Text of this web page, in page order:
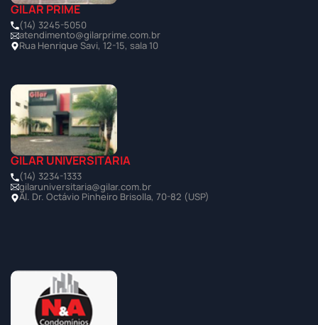
GILAR PRIME
(14) 3245-5050
atendimento@gilarprime.com.br
Rua Henrique Savi, 12-15, sala 10
GILAR UNIVERSITÁRIA
(14) 3234-1333
gilaruniversitaria@gilar.com.br
Al. Dr. Octávio Pinheiro Brisolla, 70-82 (USP)